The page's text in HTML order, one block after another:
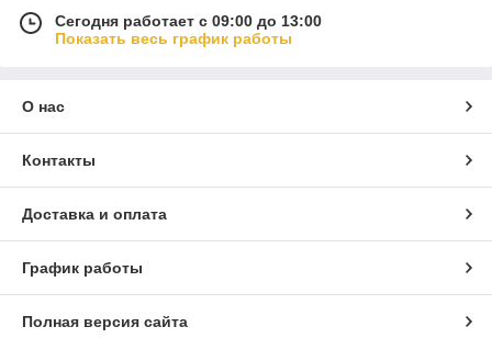
Сегодня работает с 09:00 до 13:00
Показать весь график работы
О нас
Контакты
Доставка и оплата
График работы
Полная версия сайта